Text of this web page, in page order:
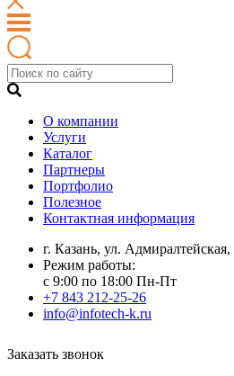
О компании
Услуги
Каталог
Партнеры
Портфолио
Полезное
Контактная информация
г. Казань, ул.
Режим работы:
с 9:00 по 18:00 Пн-Пт
+7 843 212-25-26
info@infotech-k.ru
Заказать звонок